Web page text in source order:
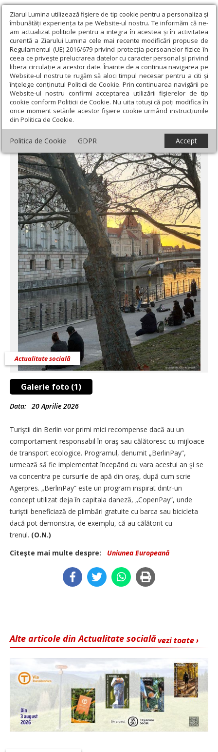
Ziarul Lumina utilizează fişiere de tip cookie pentru a personaliza și
îmbunătăți experiența ta pe Website-ul nostru. Te informăm că ne-
am actualizat politicile pentru a integra în acestea și în activitatea
curentă a Ziarului Lumina cele mai recente modificări propuse de
Regulamentul (UE) 2016/679 privind protecția persoanelor fizice în
ceea ce privește prelucrarea datelor cu caracter personal și privind
libera circulație a acestor date. Înainte de a continua navigarea pe
Website-ul nostru te rugăm să aloci timpul necesar pentru a citi și
înțelege conținutul Politicii de Cookie. Prin continuarea navigării pe
Website-ul nostru confirmi acceptarea utilizării fişierelor de tip
cookie conform Politicii de Cookie. Nu uita totuși că poți modifica în
orice moment setările acestor fişiere cookie urmând instrucțiunile
din Politica de Cookie.
Politica de Cookie GDPR Accept
Ziarul Lumina › Societate › Actualitate socială › Recompense
pentru colectarea deşeurilor
Recompense pentru colectarea deşeurilor
Galerie foto (1)
Actualitate socială
Data: 20 Aprilie 2026
Turiştii din Berlin vor primi mici recompense dacă au un
comportament responsabil în oraş sau călătoresc cu mijloace
de transport ecologice. Programul, denumit „BerlinPay”,
urmează să fie implementat începând cu vara acestui an şi se
va concentra pe cursurile de apă din oraş, după cum scrie
Agerpres. „BerlinPay” este un program inspirat dintr-un
concept utilizat deja în capitala daneză, „CopenPay”, unde
turiştii beneficiază de plimbări gratuite cu barca sau bicicleta
dacă pot demonstra, de exemplu, că au călătorit cu
trenul. (O.N.)
Citeşte mai multe despre:
Uniunea Europeană
vezi toate ›
Alte articole din Actualitate socială